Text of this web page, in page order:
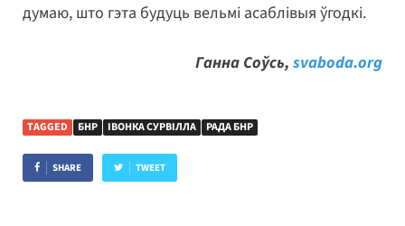
думаю, што гэта будуць вельмі асаблівыя ўгодкі.
Ганна Соўсь, svaboda.org
TAGGED БНР ІВОНКА СУРВІЛЛА РАДА БНР
SHARE TWEET